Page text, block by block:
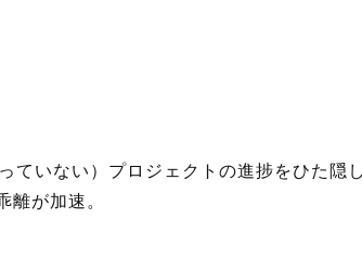
ていない）プロジェクトの進捗をひた隠
離が加速。